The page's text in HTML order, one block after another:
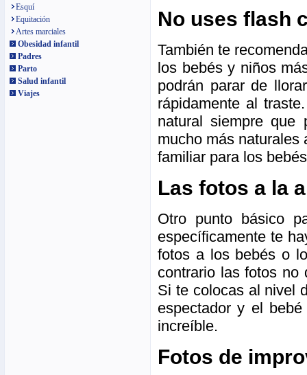
Esquí
Equitación
Artes marciales
Obesidad infantil
Padres
Parto
Salud infantil
Viajes
No uses flash
También te
los bebés y niños
podrán parar de
rápidamente al
natural siempre que
mucho más naturales
familiar para los
Las fotos a la
Otro punto básico
específicamente te
fotos a los bebés o
contrario las fotos no
Si te colocas al nivel
espectador y el
increíble.
Fotos de